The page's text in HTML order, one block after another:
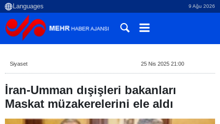
9 Ağu 2026
Siyaset 25 Nis 2025 21:00
İran-Umman dışişleri bakanları
Maskat müzakerelerini ele aldı